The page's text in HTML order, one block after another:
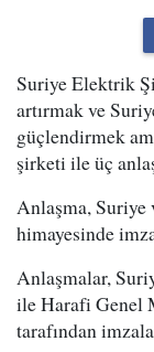
Suriye Elektrik
artırmak ve
güçlendirmek
şirketi ile üç
Anlaşma, Suriye
himayesinde
Anlaşmalar,
ile Harafi Genel
tarafından